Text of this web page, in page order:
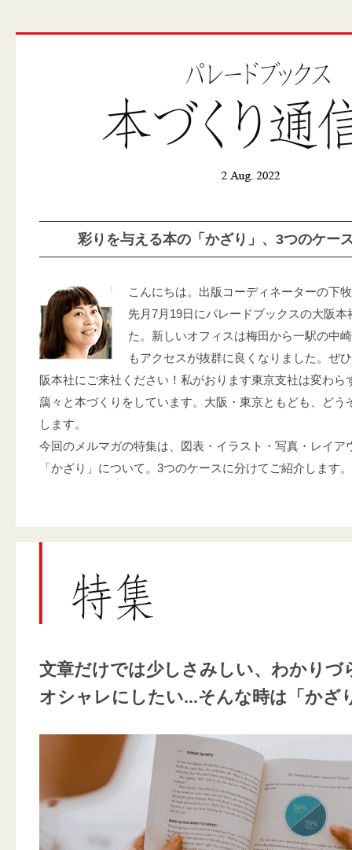
彩りを与える本の「かざり」、3つのケー
こんにちは。出版コーディネーターの下
先月7月19日にパレードブックスの大阪
た。新しいオフィスは梅田から一駅の中
もアクセスが抜群に良くなりました。ぜ
阪本社にご来社ください！私がおります東京支社は変わら
藹々と本づくりをしています。大阪・東京ともども、どう
します。
今回のメルマガの特集は、図表・イラスト・写真・レイア
「かざり」について。3つのケースに分けてご紹介します。
文章だけでは少しさみしい、わかりづ
オシャレにしたい...そんな時は「かざ